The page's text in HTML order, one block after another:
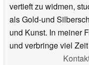
vertieft zu widmen,
als Gold-und
und Kunst. In meiner
und verbringe viel